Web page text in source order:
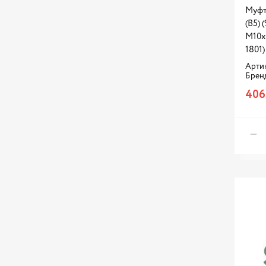
(B5)
1801)